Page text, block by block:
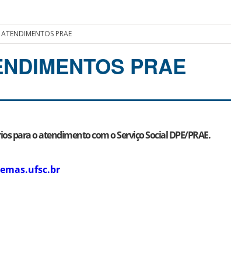
PRAE
PRAE
para o atendimento com o Serviço Social DPE/PRAE.